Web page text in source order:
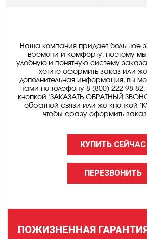
Наша компания придает большое
времени и комфорту, поэтому
удобную и понятную систему
хотите оформить заказ или
дополнительная информация, вы
нами по телефону 8 (800) 222 98 82,
кнопкой "ЗАКАЗАТЬ ОБРАТНЫЙ
обратной связи или же кнопкой
чтобы сразу оформить
КУПИТЬ СЕЙЧАС
ПЕРЕЗВОНИТЬ
ПОЖИЗНЕННАЯ